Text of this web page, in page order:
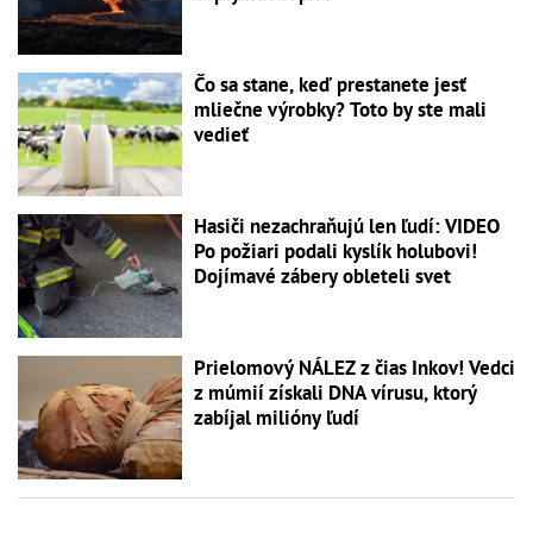
Čo sa stane, keď prestanete jesť
mliečne výrobky? Toto by ste mali
vedieť
Hasiči nezachraňujú len ľudí: VIDEO
Po požiari podali kyslík holubovi!
Dojímavé zábery obleteli svet
Prielomový NÁLEZ z čias Inkov! Vedci
z múmií získali DNA vírusu, ktorý
zabíjal milióny ľudí